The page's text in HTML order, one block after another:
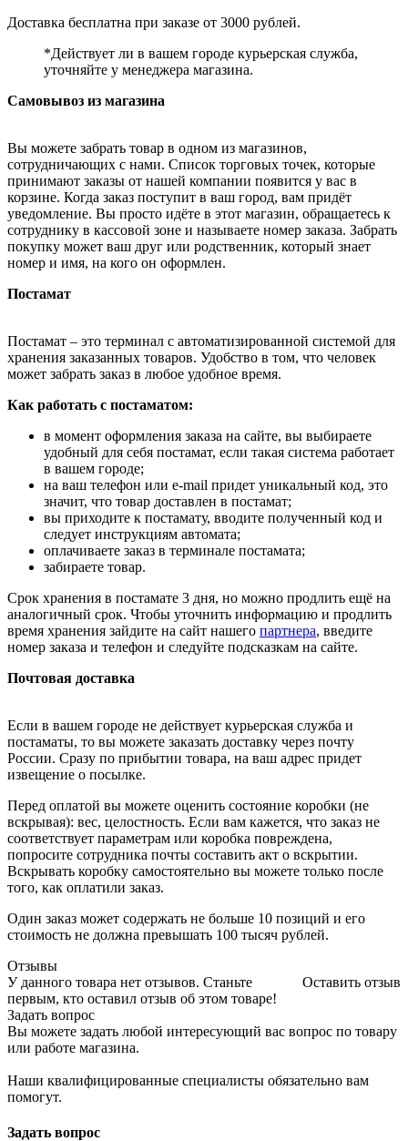
Доставка бесплатна при заказе от 3000 рублей.
*Действует ли в вашем городе курьерская служба,
уточняйте у менеджера магазина.
Самовывоз из магазина
Вы можете забрать товар в одном из магазинов,
сотрудничающих с нами. Список торговых точек, которые
принимают заказы от нашей компании появится у вас в
корзине. Когда заказ поступит в ваш город, вам придёт
уведомление. Вы просто идёте в этот магазин, обращаетесь к
сотруднику в кассовой зоне и называете номер заказа. Забрать
покупку может ваш друг или родственник, который знает
номер и имя, на кого он оформлен.
Постамат
Постамат – это терминал с автоматизированной системой для
хранения заказанных товаров. Удобство в том, что человек
может забрать заказ в любое удобное время.
Как работать с постаматом:
в момент оформления заказа на сайте, вы выбираете
удобный для себя постамат, если такая система работает
в вашем городе;
на ваш телефон или e-mail придет уникальный код, это
значит, что товар доставлен в постамат;
вы приходите к постамату, вводите полученный код и
следует инструкциям автомата;
оплачиваете заказ в терминале постамата;
забираете товар.
Срок хранения в постамате 3 дня, но можно продлить ещё на
аналогичный срок. Чтобы уточнить информацию и продлить
время хранения зайдите на сайт нашего партнера, введите
номер заказа и телефон и следуйте подсказкам на сайте.
Почтовая доставка
Если в вашем городе не действует курьерская служба и
постаматы, то вы можете заказать доставку через почту
России. Сразу по прибытии товара, на ваш адрес придет
извещение о посылке.
Перед оплатой вы можете оценить состояние коробки (не
вскрывая): вес, целостность. Если вам кажется, что заказ не
соответствует параметрам или коробка повреждена,
попросите сотрудника почты составить акт о вскрытии.
Вскрывать коробку самостоятельно вы можете только после
того, как оплатили заказ.
Один заказ может содержать не больше 10 позиций и его
стоимость не должна превышать 100 тысяч рублей.
Отзывы
Оставить отзыв
У данного товара нет отзывов. Станьте
первым, кто оставил отзыв об этом товаре!
Задать вопрос
Вы можете задать любой интересующий вас вопрос по товару
или работе магазина.
Наши квалифицированные специалисты обязательно вам
помогут.
Задать вопрос